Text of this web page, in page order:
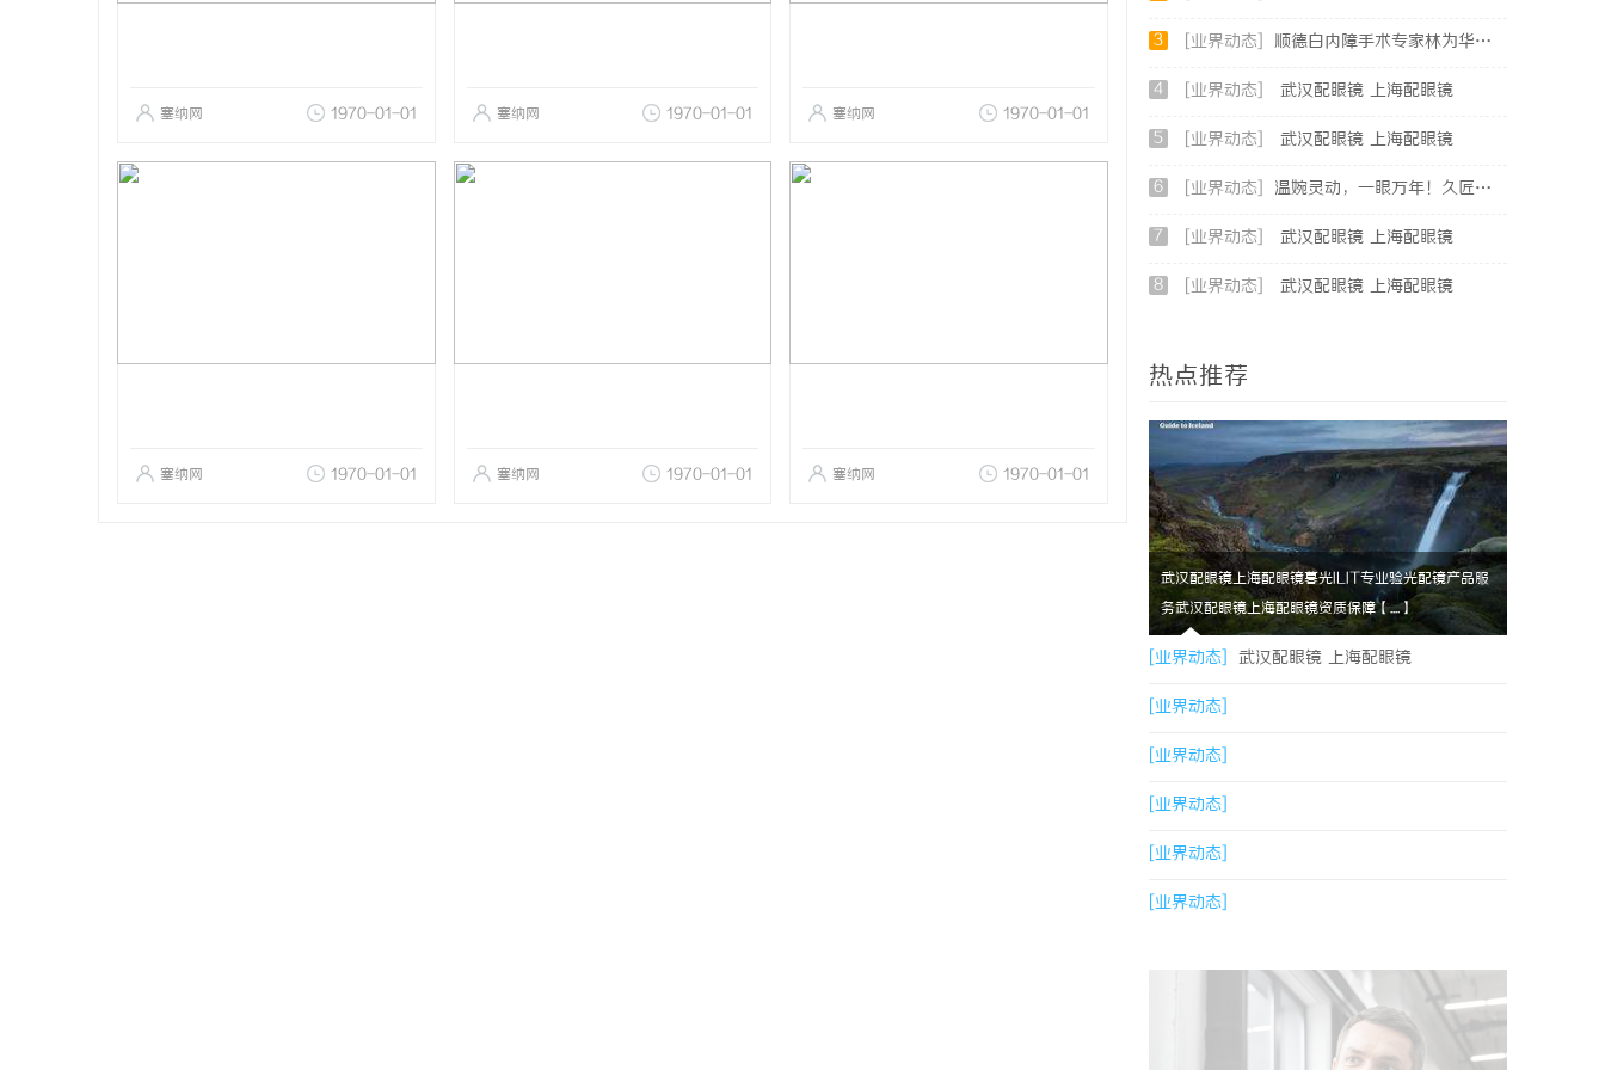
塞纳网 1970-01-01 塞纳网 1970-01-01 塞纳网 1970-01-01
塞纳网 1970-01-01 塞纳网 1970-01-01 塞纳网 1970-01-01
3 [业界动态] 顺德白内障手术专家林为华｜青白科主任，白内障手术资深医生
4 [业界动态] 武汉配眼镜 上海配眼镜
5 [业界动态] 武汉配眼镜 上海配眼镜
6 [业界动态] 温婉灵动，一眼万年！久匠量身定制的眉眼唇，才是你整张脸的点睛之笔！淡颜系女生的气质加分项
7 [业界动态] 武汉配眼镜 上海配眼镜
8 [业界动态] 武汉配眼镜 上海配眼镜
热点推荐
武汉配眼镜上海配眼镜暮光ILIT专业验光配镜产品服
务武汉配眼镜上海配眼镜资质保障【....】
[业界动态] 武汉配眼镜 上海配眼镜
[业界动态]
[业界动态]
[业界动态]
[业界动态]
[业界动态]